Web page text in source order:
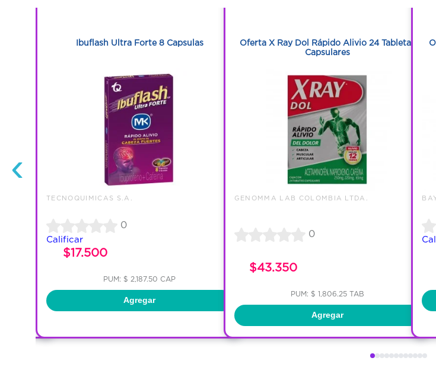
‹
Ibuflash Ultra Forte 8 Capsulas
TECNOQUIMICAS S.A.
0
Calificar
$17.500
PUM: $ 2,187.50 CAP
Agregar
Oferta X Ray Dol Rápido Alivio 24 Tabletas
Capsulares
GENOMMA LAB COLOMBIA LTDA.
0
$43.350
PUM: $ 1,806.25 TAB
Agregar